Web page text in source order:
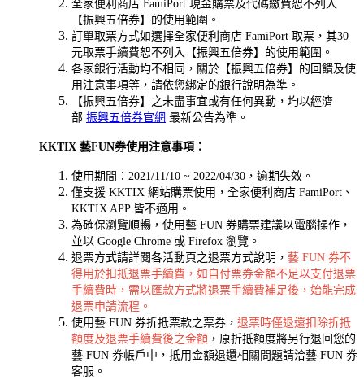
全家便利商店 FamiPort 現金購票及代碼繳費恕不列入
【振興五倍券】的使用範圍。
訂單取票方式如選擇全家便利商店 FamiPort 取票，其30
元取票手續費恕不列入【振興五倍券】的使用範圍。
各家銀行活動均不相同，關於【振興五倍券】的回饋及使
用注意事項等，請依您綁定的銀行說明為準。
【振興五倍券】之未盡事宜或有任何異動，均以經濟
部 振興五倍券官網 最新公告為準。
KKTIX 藝FUN券使用注意事項：
使用期間：2021/11/10 ~ 2022/04/30，逾期失效。
僅支援 KKTIX 網站購票使用，全家便利商店 FamiPort、
KKTIX APP 皆不適用。
為確保瀏覽順暢，使用藝 FUN 券購票建議以電腦操作，
並以 Google Chrome 或 Firefox 瀏覽。
退票方式請詳閱各活動頁之退票方式說明， 藝 FUN 券不
得用於扣抵退票手續費，如自付票券金額不足以支付退票
手續費時，需以匯款方式將退票手續費補足後，始能完成
退票申請流程。
使用藝 FUN 券折抵票款之票券， 退票時僅退還扣除折抵
額度及退票手續費後之金額 ，原折抵額度將另行退回您的
藝 FUN 券帳戶中，抵用金額退還相關問題請洽藝 FUN 券
客服。